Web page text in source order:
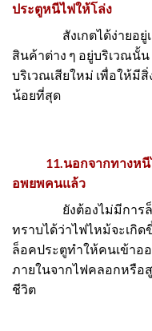
ประตูหนีไฟให้โล่ง
สังเกตได้ง่ายอยู่เสม
สินค้าต่าง ๆ อยู่บริเวณนั้
บริเวณเสียใหม่ เพื่อให้มี
น้อยที่สุด
11.นอกจากทางห
อพยพคนแล้ว
ยังต้องไม่มีการล็อค
ทราบได้ว่าไฟไหม้จะเกิด
ล็อคประตูทำให้คนเข้าอ
ภายในจากไฟคลอกหรือ
ชีวิต